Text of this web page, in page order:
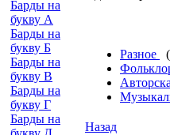
Барды на
букву А
Барды на
букву Б
Барды на
букву В
Барды на
букву Г
Барды на
Разное
Назад